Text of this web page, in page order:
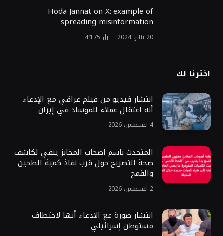
Hoda Jannat on X: example of
spreading misinformation
20 يناير، 2024 4٬175
اخترنا لك
انتشار فيديو من فيلم عراقي مع الإدعاء
أنه اعتقال عملاء للموساد في إيران
4 أغسطس، 2026
المتحدث باسم اصحاب المخابز ينفي لكاشف
صحة التصريح حول قرب نفاذ كمية الطحين
والقمح
2 أغسطس، 2026
انتشار صورة مع الادعاء أنها لاختطاف
مستوطن إسرائيلي